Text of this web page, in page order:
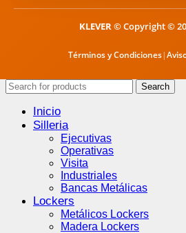
KLEVER© Copyright ©
Términos y Condiciones|
Search
Inicio
Silleria
Ejecutivas
Operativas
Visita
Industriales
Bancas Metálicas
Lockers
Metálicos Lockers
Madera Lockers